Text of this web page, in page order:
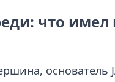
что имел
основатель